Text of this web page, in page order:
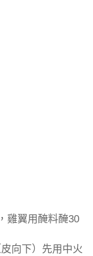
雞翼用醃料醃30
向下）先用中火